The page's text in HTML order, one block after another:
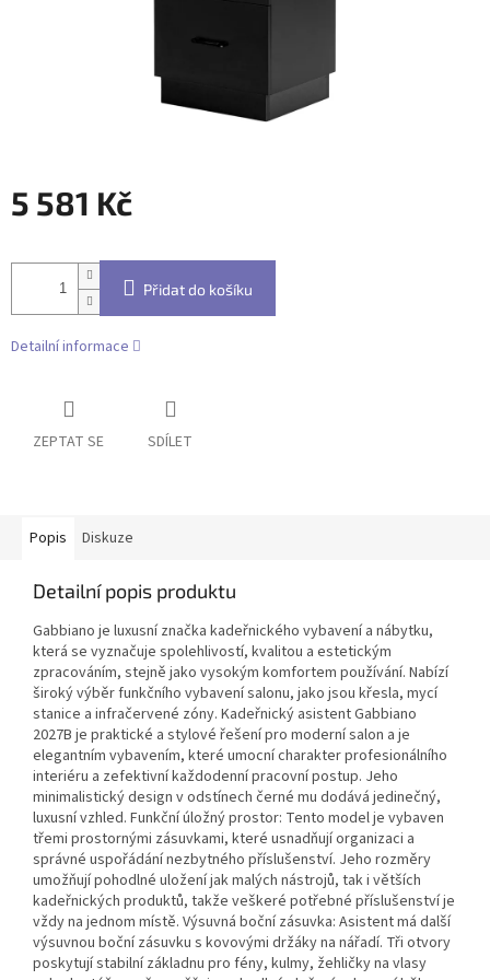
5 581 Kč
cena:
Přidat do košíku
Detailní informace
ZEPTAT SE SDÍLET
Popis Diskuze
Detailní popis produktu
Gabbiano je luxusní značka kadeřnického vybavení a nábytku,
která se vyznačuje spolehlivostí, kvalitou a estetickým
zpracováním, stejně jako vysokým komfortem používání. Nabízí
široký výběr funkčního vybavení salonu, jako jsou křesla, mycí
stanice a infračervené zóny. Kadeřnický asistent Gabbiano
2027B je praktické a stylové řešení pro moderní salon a je
elegantním vybavením, které umocní charakter profesionálního
interiéru a zefektivní každodenní pracovní postup. Jeho
minimalistický design v odstínech černé mu dodává jedinečný,
luxusní vzhled. Funkční úložný prostor: Tento model je vybaven
třemi prostornými zásuvkami, které usnadňují organizaci a
správné uspořádání nezbytného příslušenství. Jeho rozměry
umožňují pohodlné uložení jak malých nástrojů, tak i větších
kadeřnických produktů, takže veškeré potřebné příslušenství je
vždy na jednom místě. Výsuvná boční zásuvka: Asistent má další
výsuvnou boční zásuvku s kovovými držáky na nářadí. Tři otvory
poskytují stabilní základnu pro fény, kulmy, žehličky na vlasy